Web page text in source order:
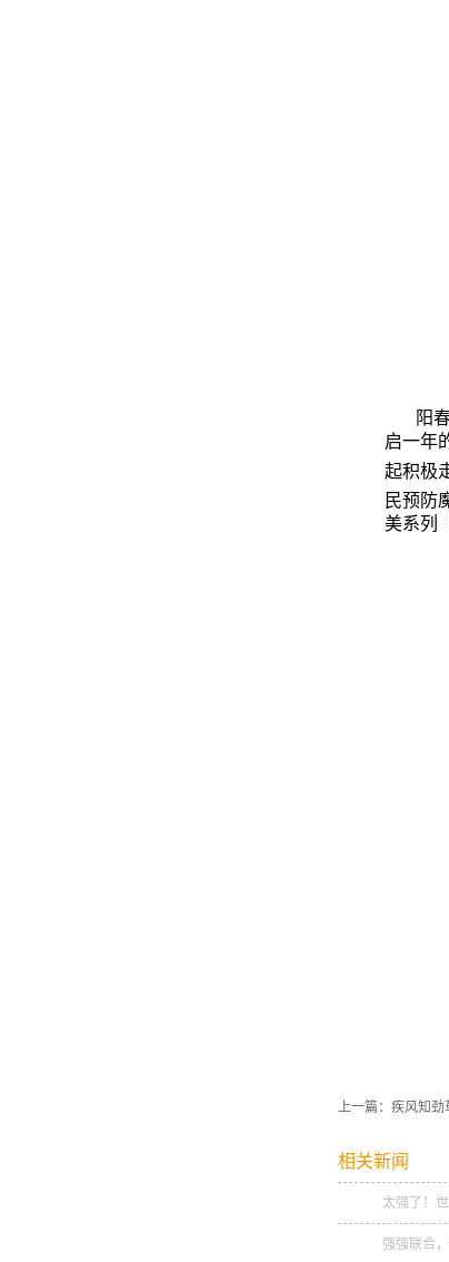
阳
启一年
起积极
民预防
美系列
上一篇： 疾风知
相关新闻